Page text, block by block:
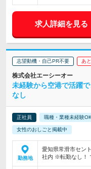
求人詳細を見る
志望動機・自己PR不要 あ
株式会社エーシーオー
未経験から空港で活躍
なし
正社員 職種・業種未経験OK
女性のおしごと掲載中
勤務地
愛知県常滑市セン
社内 ※転勤なし！